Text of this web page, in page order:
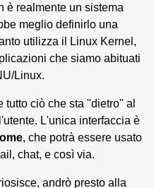
è realmente un sistema
meglio definirlo una
utilizza il Linux Kernel,
che siamo abituati
Linux.
tutto ciò che sta "dietro" al
L'unica interfaccia è
, che potrà essere usato
chat, e così via.
andrò presto alla